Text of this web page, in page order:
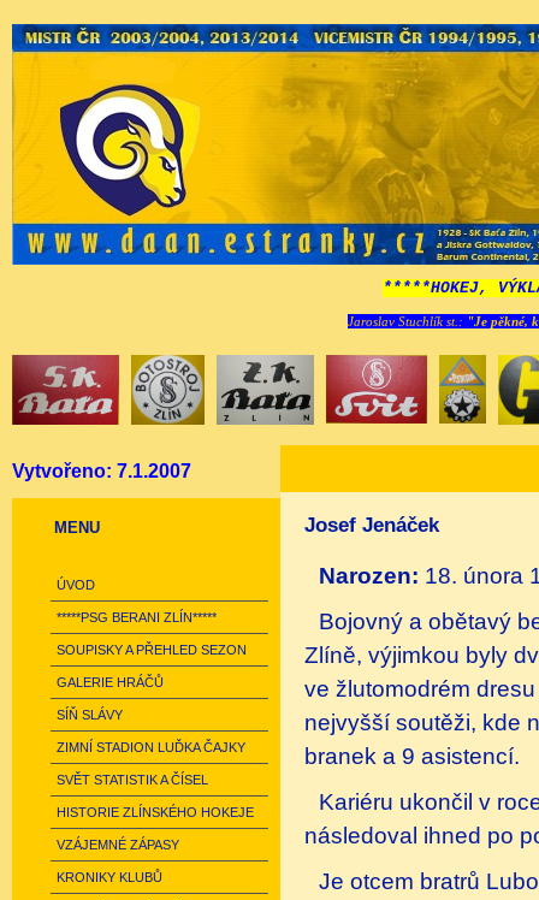
*****HOKEJ,
Jaroslav Stuchlík st.: "Je pěkné,
Vytvořeno: 7.1.2007
MENU
ÚVOD
*****PSG BERANI ZLÍN*****
SOUPISKY A PŘEHLED SEZON
GALERIE HRÁČŮ
SÍŇ SLÁVY
ZIMNÍ STADION LUĎKA ČAJKY
SVĚT STATISTIK A ČÍSEL
HISTORIE ZLÍNSKÉHO HOKEJE
VZÁJEMNÉ ZÁPASY
KRONIKY KLUBŮ
Josef Jenáček
Narozen: 18. února
Bojovný a obětavý
Zlíně, výjimkou byly
ve žlutomodrém
nejvyšší soutěži, kde
branek a 9 asistencí.
Kariéru ukončil v
následoval ihned po
Je otcem bratrů